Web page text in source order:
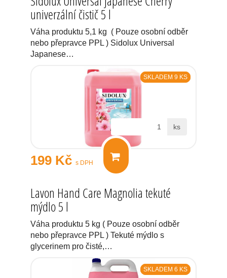
univerzální čistič 5 l
Váha produktu 5,1 kg ( Pouze osobní odběr
nebo přepravce PPL ) Sidolux Universal
Japanese…
SKLADEM 9 KS
199 Kč s DPH
ks
Lavon Hand Care Magnolia tekuté
mýdlo 5 l
Váha produktu 5 kg ( Pouze osobní odběr
nebo přepravce PPL ) Tekuté mýdlo s
glycerinem pro čisté,…
SKLADEM 6 KS